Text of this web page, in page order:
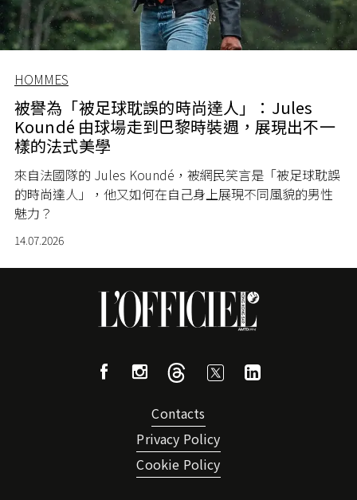
HOMMES
被譽為「被足球耽誤的時尚達人」：Jules
Koundé 由球場走到巴黎時裝週，展現出不一
樣的法式美學
來自法國隊的 Jules Koundé，被網民笑言是「被足球耽誤
的時尚達人」，他又如何在自己身上展現不同風貌的男性
魅力？
14.07.2026
Contacts
Privacy Policy
Cookie Policy